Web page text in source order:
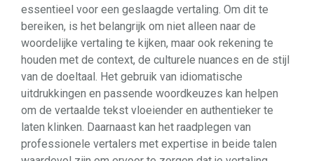
essentieel voor een geslaagde vertaling. Om dit te
bereiken, is het belangrijk om niet alleen naar de
woordelijke vertaling te kijken, maar ook rekening te
houden met de context, de culturele nuances en de stijl
van de doeltaal. Het gebruik van idiomatische
uitdrukkingen en passende woordkeuzes kan helpen
om de vertaalde tekst vloeiender en authentieker te
laten klinken. Daarnaast kan het raadplegen van
professionele vertalers met expertise in beide talen